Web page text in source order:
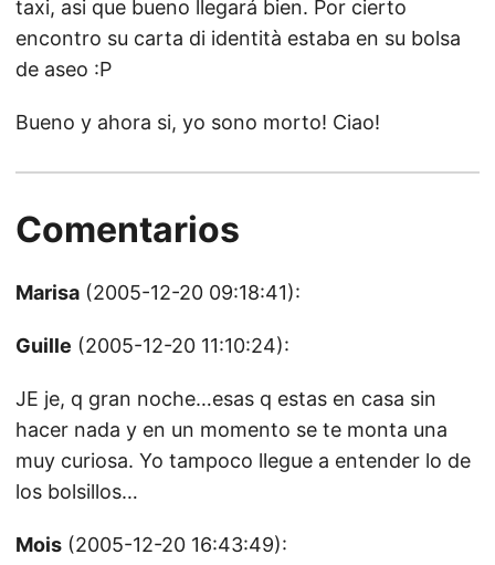
taxi, asi que bueno llegará bien. Por cierto
encontro su carta di identità estaba en su bolsa
de aseo :P
Bueno y ahora si, yo sono morto! Ciao!
Comentarios
Marisa (2005-12-20 09:18:41):
Guille (2005-12-20 11:10:24):
JE je, q gran noche…esas q estas en casa sin
hacer nada y en un momento se te monta una
muy curiosa. Yo tampoco llegue a entender lo de
los bolsillos…
Mois (2005-12-20 16:43:49):